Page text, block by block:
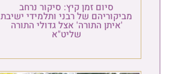
סיום זמן קיץ: סיקור נרחב
מביקוריהם של רבני ותלמידי ישיבת
'איתן התורה' אצל גדולי התורה
שליט"א